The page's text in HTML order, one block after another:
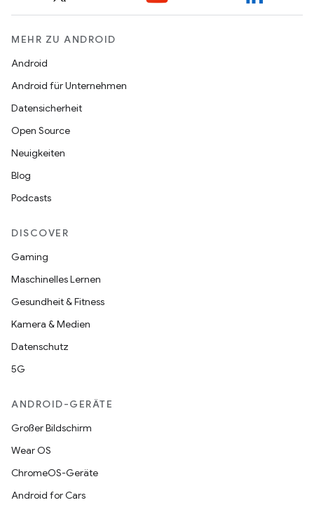
MEHR ZU ANDROID
Android
Android für Unternehmen
Datensicherheit
Open Source
Neuigkeiten
Blog
Podcasts
DISCOVER
Gaming
Maschinelles Lernen
Gesundheit & Fitness
Kamera & Medien
Datenschutz
5G
ANDROID-GERÄTE
Großer Bildschirm
Wear OS
ChromeOS-Geräte
Android for Cars